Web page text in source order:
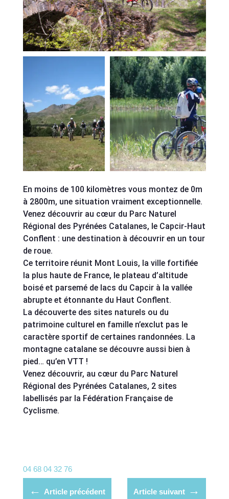
En moins de 100 kilomètres vous montez de 0m
à 2800m, une situation vraiment exceptionnelle.
Venez découvrir au cœur du Parc Naturel
Régional des Pyrénées Catalanes, le Capcir-Haut
Conflent : une destination à découvrir en un tour
de roue.
Ce territoire réunit Mont Louis, la ville fortifiée
la plus haute de France, le plateau d’altitude
boisé et parsemé de lacs du Capcir à la vallée
abrupte et étonnante du Haut Conflent.
La découverte des sites naturels ou du
patrimoine culturel en famille n’exclut pas le
caractère sportif de certaines randonnées. La
montagne catalane se découvre aussi bien à
pied… qu’en VTT !
Venez découvrir, au cœur du Parc Naturel
Régional des Pyrénées Catalanes, 2 sites
labellisés par la Fédération Française de
Cyclisme.
04 68 04 32 76
← Article précédent Article suivant →